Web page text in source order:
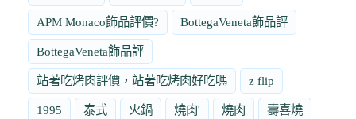
APM Monaco飾品評價? BottegaVeneta飾品評
BottegaVeneta飾品評
站著吃烤肉評價，站著吃烤肉好吃嗎 z flip
1995 泰式 火鍋 燒肉' 燒肉 壽喜燒